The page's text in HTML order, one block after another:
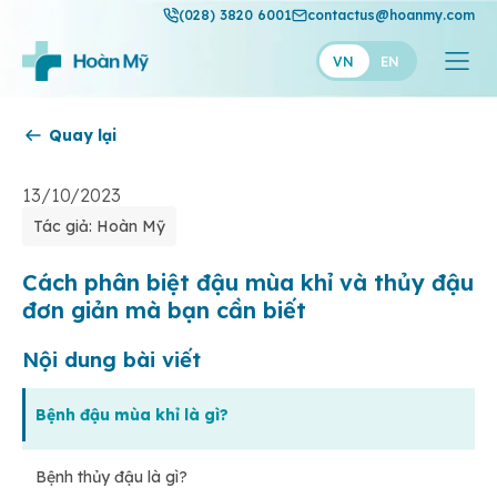
(028) 3820 6001 contactus@hoanmy.com
VN EN
Thuận Mỹ
Quay lại
13/10/2023
Tác giả: Hoàn Mỹ
Cách phân biệt đậu mùa khỉ và thủy đậu
đơn giản mà bạn cần biết
Nội dung bài viết
Bệnh đậu mùa khỉ là gì?
Bệnh thủy đậu là gì?